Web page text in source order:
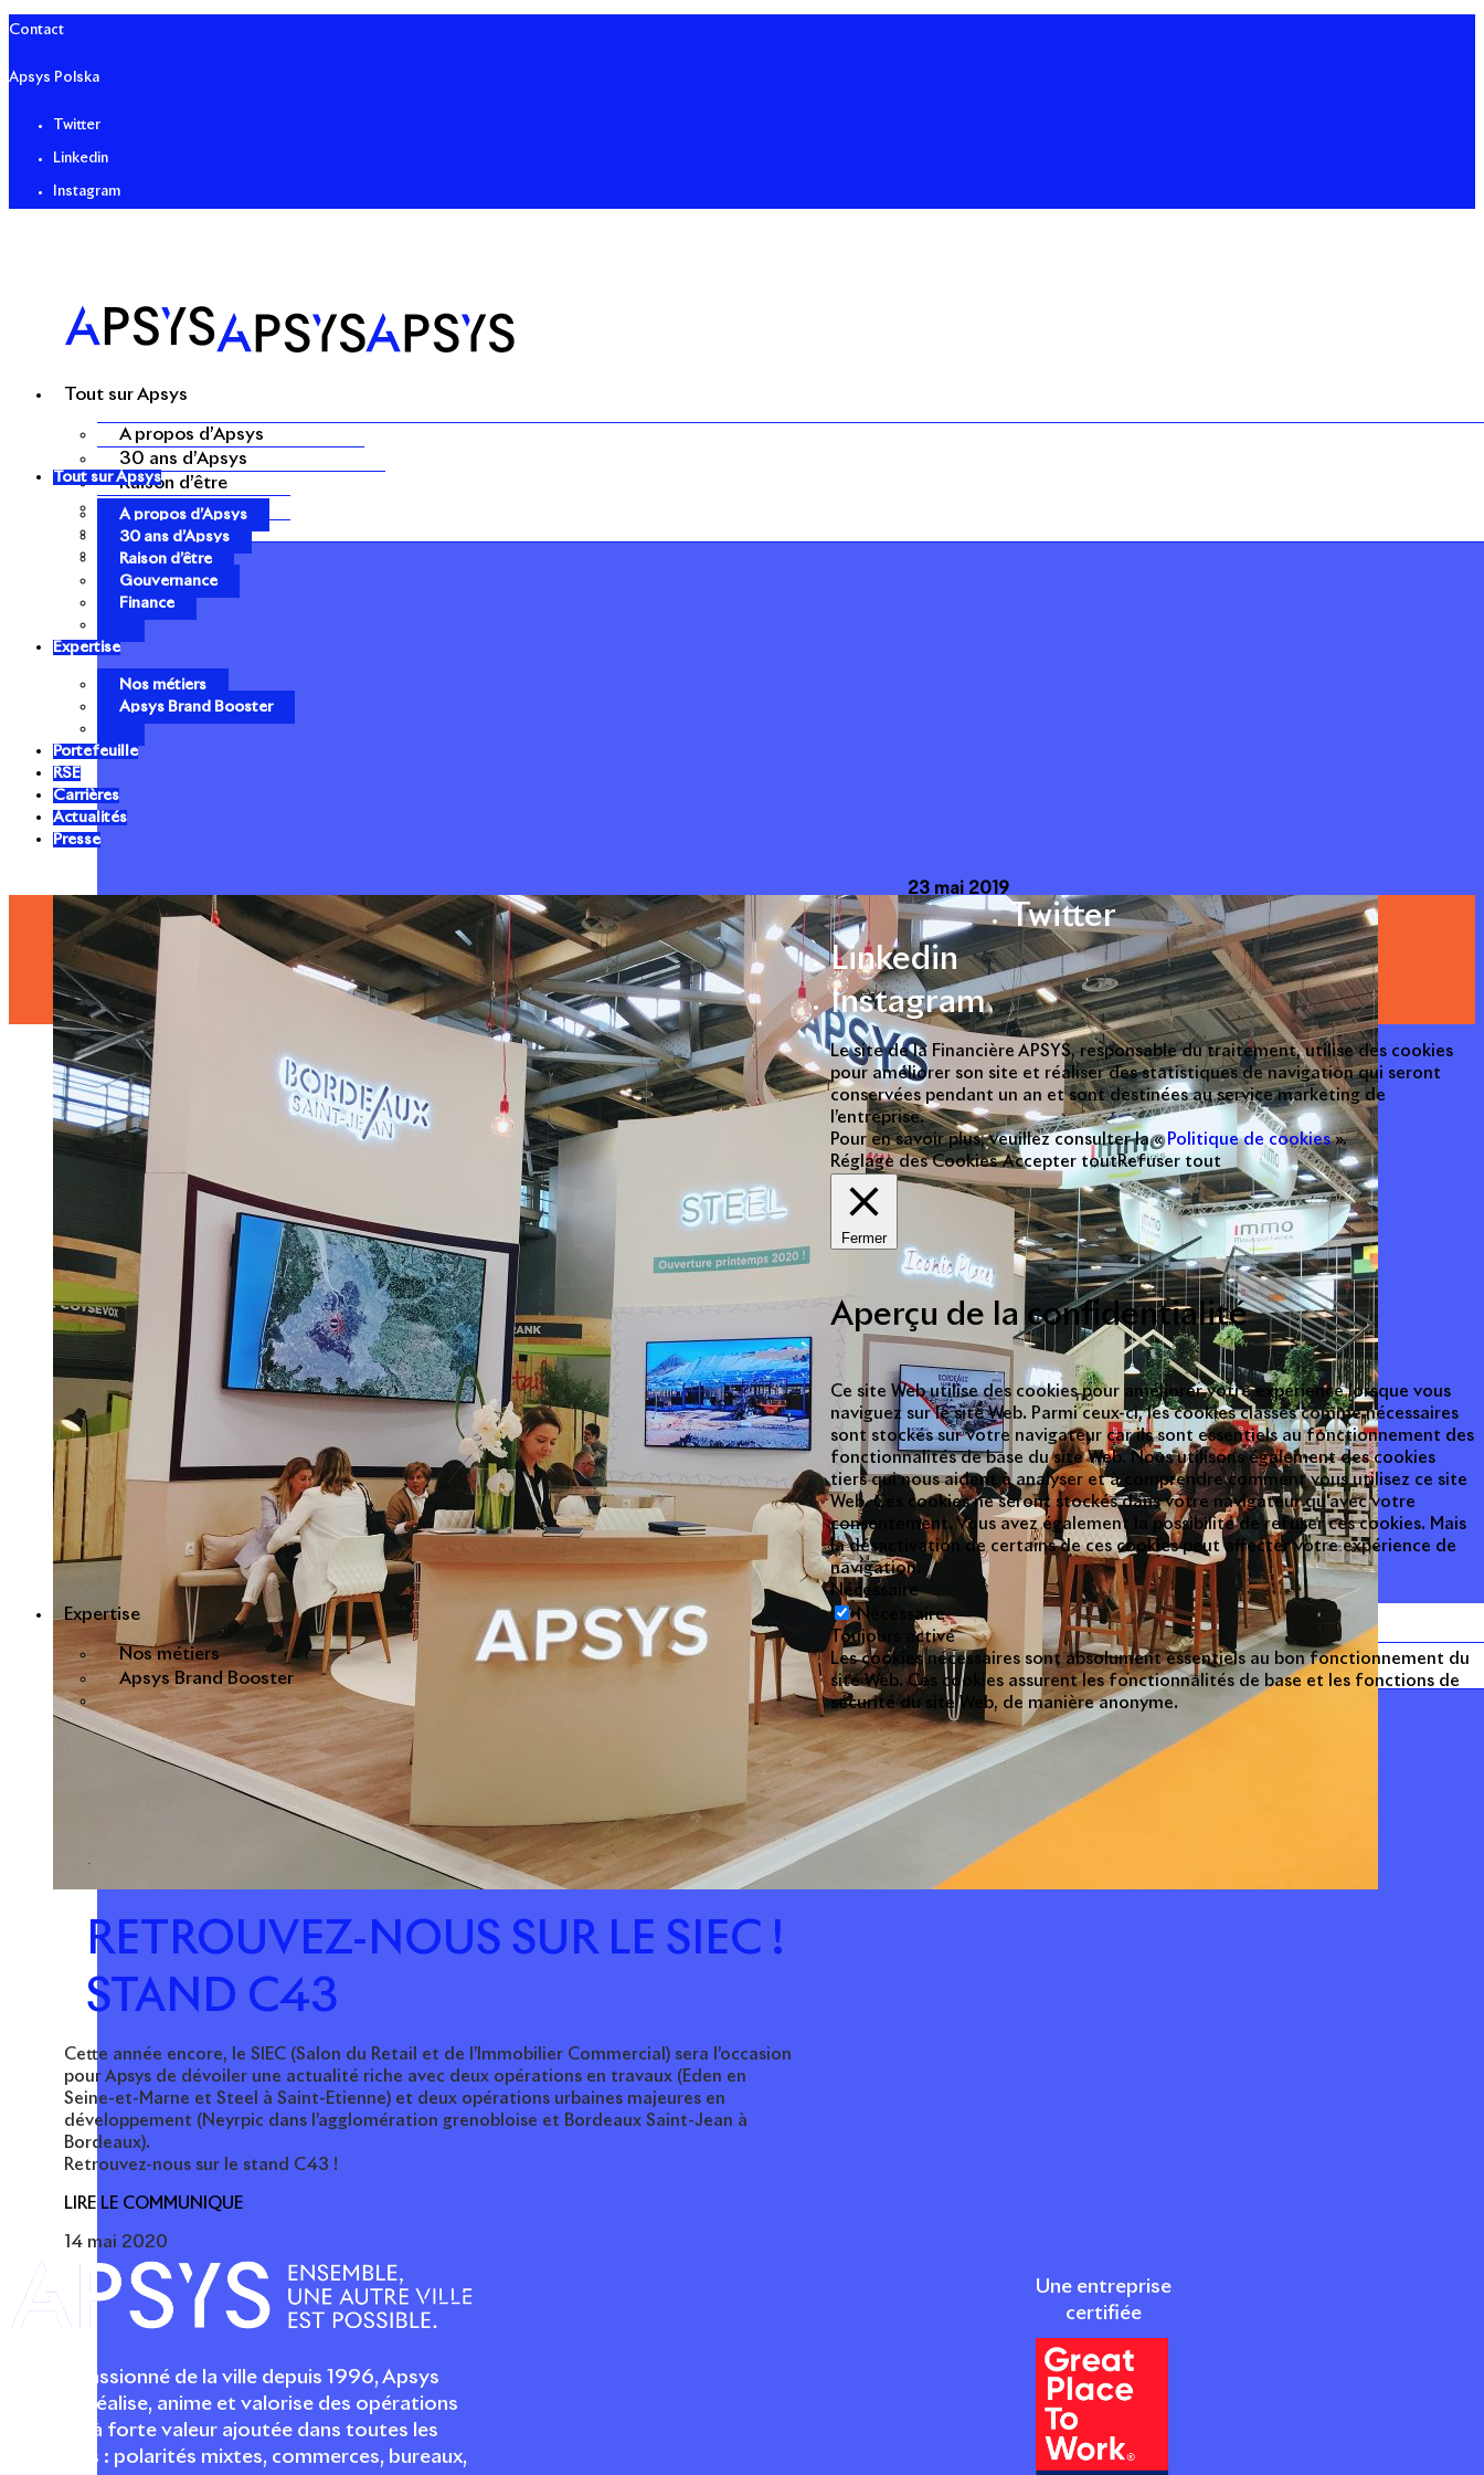
Contact
Apsys Polska
Twitter
Linkedin
Instagram
Tout sur Apsys
A propos d’Apsys
30 ans d’Apsys
Raison d’être
Gouvernance
Finance
Expertise
Nos métiers
Apsys Brand Booster
Tout sur Apsys
A propos d’Apsys
30 ans d’Apsys
Raison d’être
Gouvernance
Finance
Expertise
Nos métiers
Apsys Brand Booster
Portefeuille
RSE
Carrières
Actualités
Presse
23 mai 2019
RETROUVEZ-NOUS SUR LE SIEC !
STAND C43
Cette année encore, le SIEC (Salon du Retail et de l’Immobilier Commercial) sera l’occasion
pour Apsys de dévoiler une actualité riche avec deux opérations en travaux (Eden en
Seine-et-Marne et Steel à Saint-Etienne) et deux opérations urbaines majeures en
développement (Neyrpic dans l’agglomération grenobloise et Bordeaux Saint-Jean à
Bordeaux).
Retrouvez-nous sur le stand C43 !
LIRE LE COMMUNIQUE
14 mai 2020
Acteur passionné de la ville depuis 1996, Apsys
conçoit, réalise, anime et valorise des opérations
urbaines à forte valeur ajoutée dans toutes les
fonctions : polarités mixtes, commerces, bureaux,
Une entreprise
certifiée
Twitter
Linkedin
Instagram
Le site de la Financière APSYS, responsable du traitement, utilise des cookies
pour améliorer son site et réaliser des statistiques de navigation qui seront
conservées pendant un an et sont destinées au service marketing de
l’entreprise.
Pour en savoir plus, veuillez consulter la « Politique de cookies».
Réglage des Cookies Accepter toutRefuser tout
Fermer
Aperçu de la confidentialité
Ce site Web utilise des cookies pour améliorer votre expérience lorsque vous
naviguez sur le site Web. Parmi ceux-ci, les cookies classés comme nécessaires
sont stockés sur votre navigateur car ils sont essentiels au fonctionnement des
fonctionnalités de base du site Web. Nous utilisons également des cookies
tiers qui nous aident à analyser et à comprendre comment vous utilisez ce site
Web. Ces cookies ne seront stockés dans votre navigateur qu'avec votre
consentement. Vous avez également la possibilité de refuser ces cookies. Mais
la désactivation de certains de ces cookies peut affecter votre expérience de
navigation.
Nécessaire
Nécessaire
Toujours activé
Les cookies nécessaires sont absolument essentiels au bon fonctionnement du
site Web. Ces cookies assurent les fonctionnalités de base et les fonctions de
sécurité du site Web, de manière anonyme.